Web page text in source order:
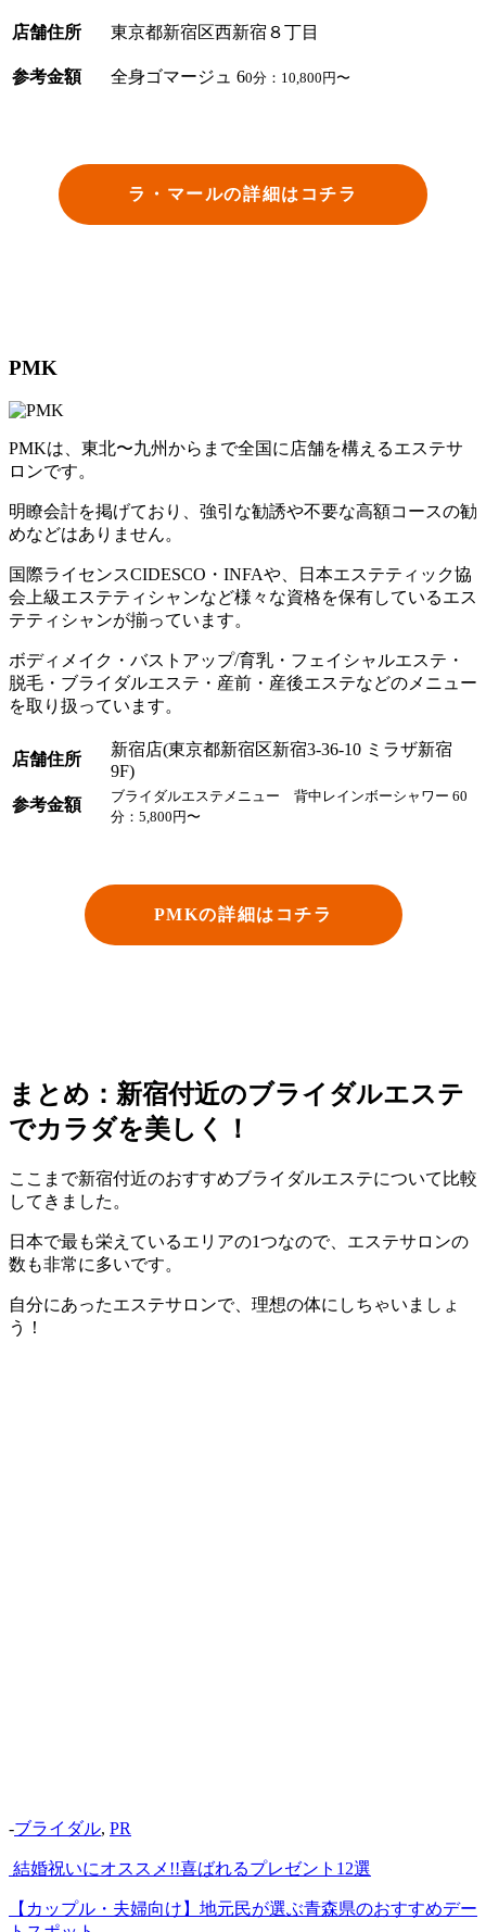
店舗住所 東京都新宿区西新宿８丁目
参考金額 全身ゴマージュ 60分：10,800円〜
ラ・マールの詳細はコチラ
PMK
PMKは、東北〜九州からまで全国に店舗を構えるエステサ
ロンです。
明瞭会計を掲げており、強引な勧誘や不要な高額コースの勧
めなどはありません。
国際ライセンスCIDESCO・INFAや、日本エステティック協
会上級エステティシャンなど様々な資格を保有しているエス
テティシャンが揃っています。
ボディメイク・バストアップ/育乳・フェイシャルエステ・
脱毛・ブライダルエステ・産前・産後エステなどのメニュー
を取り扱っています。
店舗住所
新宿店(東京都新宿区新宿3-36-10 ミラザ新宿
9F)
参考金額
ブライダルエステメニュー 背中レインボーシャワー 60
分：5,800円〜
PMKの詳細はコチラ
まとめ：新宿付近のブライダルエステ
でカラダを美しく！
ここまで新宿付近のおすすめブライダルエステについて比較
してきました。
日本で最も栄えているエリアの1つなので、エステサロンの
数も非常に多いです。
自分にあったエステサロンで、理想の体にしちゃいましょ
う！
-ブライダル, PR
結婚祝いにオススメ!!喜ばれるプレゼント12選
【カップル・夫婦向け】地元民が選ぶ青森県のおすすめデー